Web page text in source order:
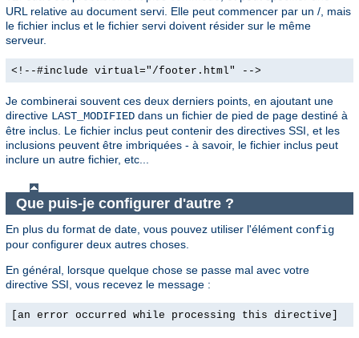
URL relative au document servi. Elle peut commencer par un /, mais
le fichier inclus et le fichier servi doivent résider sur le même
serveur.
<!--#include virtual="/footer.html" -->
Je combinerai souvent ces deux derniers points, en ajoutant une
directive LAST_MODIFIED dans un fichier de pied de page destiné à
être inclus. Le fichier inclus peut contenir des directives SSI, et les
inclusions peuvent être imbriquées - à savoir, le fichier inclus peut
inclure un autre fichier, etc...
Que puis-je configurer d'autre ?
En plus du format de date, vous pouvez utiliser l'élément config
pour configurer deux autres choses.
En général, lorsque quelque chose se passe mal avec votre
directive SSI, vous recevez le message :
[an error occurred while processing this directive]